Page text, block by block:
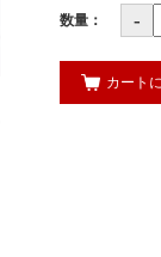
数量： -
カート